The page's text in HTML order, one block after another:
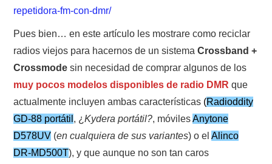
PROMOCIÓN DE LA RADIO AFICIÓN
SALÓN DE LA FAMA DEL CRECJ
SOLICITUD DE INGRESO
SOTA Y POTA
repetidora-fm-con-dmr/
Pues bien… en este artículo les mostrare como reciclar
radios viejos para hacernos de un sistemaCrossband +
Crossmode sin necesidad de comprar algunos de los
muy pocos modelos disponibles de radio DMR que
actualmente incluyen ambas características (Radioddity
GD-88 portátil , ¿Kydera portátil?, móvilesAnytone
D578UV (en cualquiera de sus variantes) o elAlinco
DR-MD500T), y que aunque no son tan caros